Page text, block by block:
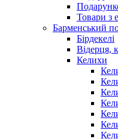
Товари з
Барменський
Бірдекелі
Відерця,
Келихи